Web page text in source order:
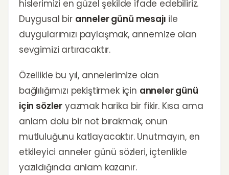
hislerimizi en güzel şekilde ifade edebiliriz.
Duygusal bir anneler günü mesajı ile
duygularımızı paylaşmak, annemize olan
sevgimizi artıracaktır.
Özellikle bu yıl, annelerimize olan
bağlılığımızı pekiştirmek için anneler günü
için sözler yazmak harika bir fikir. Kısa ama
anlam dolu bir not bırakmak, onun
mutluluğunu katlayacaktır. Unutmayın, en
etkileyici anneler günü sözleri, içtenlikle
yazıldığında anlam kazanır.